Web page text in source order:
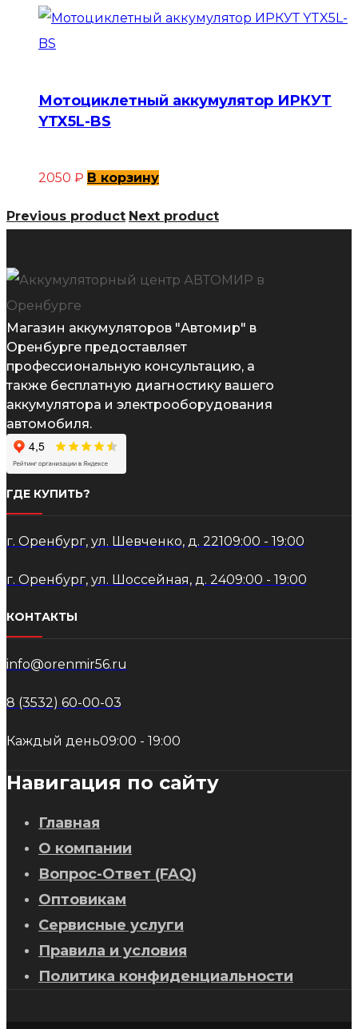
Мотоциклетный аккумулятор ИРКУТ
YTX5L-BS
2050 ₽ В корзину
Previous product Next product
Магазин аккумуляторов "Автомир" в
Оренбурге предоставляет
профессиональную консультацию, а
также бесплатную диагностику вашего
аккумулятора и электрооборудования
автомобиля.
ГДЕ КУПИТЬ?
г. Оренбург, ул. Шевченко, д. 22109:00 - 19:00
г. Оренбург, ул. Шоссейная, д. 2409:00 - 19:00
КОНТАКТЫ
info@orenmir56.ru
8 (3532) 60-00-03
Каждый день09:00 - 19:00
Навигация по сайту
Главная
О компании
Вопрос-Ответ (FAQ)
Оптовикам
Сервисные услуги
Правила и условия
Политика конфиденциальности